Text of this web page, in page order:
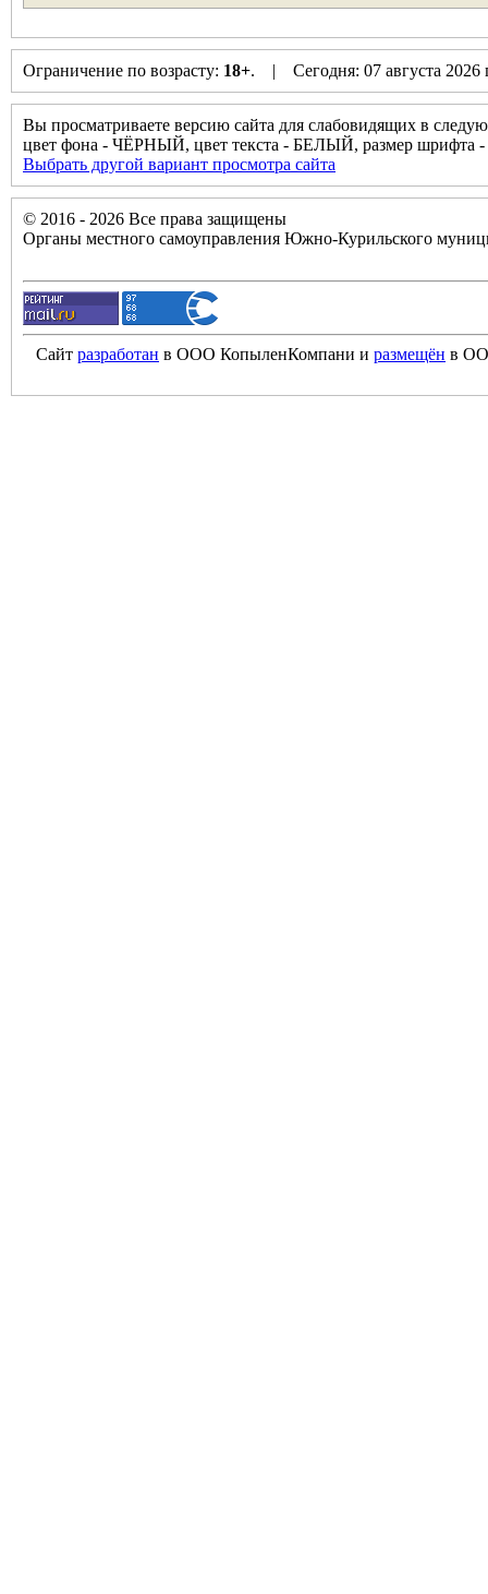
Ограничение по возрасту: 18+. | Сегодня: 07 августа
Вы просматриваете версию сайта для слабовидящих в
цвет фона - ЧЁРНЫЙ, цвет текста - БЕЛЫЙ, размер
Выбрать другой вариант просмотра сайта
© 2016 - 2026 Все права защищены
Органы местного самоуправления Южно-Курильского
Сайт разработан в ООО КопыленКомпани и размещён в